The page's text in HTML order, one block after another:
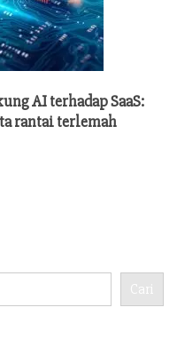
AI terhadap SaaS:
rantai terlemah
Cari